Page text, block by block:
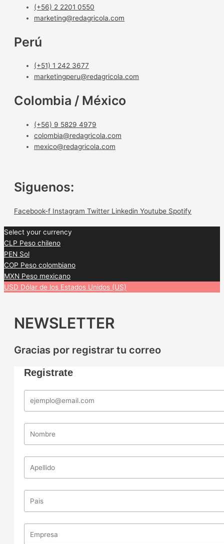
(+56) 2 2201 0550
marketing@redagricola.com
Perú
(+51) 1 242 3677
marketingperu@redagricola.com
Colombia / México
(+56) 9 5829 4979
colombia@redagricola.com
mexico@redagricola.com
Siguenos:
Facebook-f Instagram Twitter Linkedin Youtube Spotify
Select your currency
CLP Peso chileno
PEN Sol
COP Peso colombiano
MXN Peso mexicano
USD Dólar de los Estados Unidos (US)
NEWSLETTER
Gracias por registrar tu correo
Registrate